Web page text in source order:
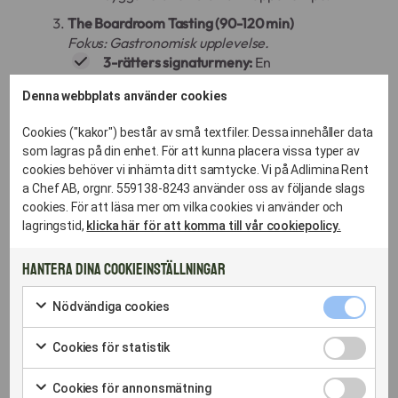
The Boardroom Tasting (90-120 min)
Fokus: Gastronomisk upplevelse.
3-rätters signaturmeny: En
bästa råvaror (Förrätt, Varmrätt, Dessert).
Passar:Vid firande av avslutade projekt,
partnerskap eller när ni har
internationella gäster på besök.
FRÅGOR OCH SVAR RUNT AFFÄRSLUNCH
FÖR DIG I ÅKERSBERGA
FAQ – Affärslunch &
Denna webbplats använder cookies
Cookies ("kakor") består av små textfiler. Dessa innehåller data
som lagras på din enhet. För att kunna placera vissa typer av
cookies behöver vi inhämta ditt samtycke. Vi på Adlimina Rent
a Chef AB, orgnr. 559138-8243 använder oss av följande slags
cookies. För att läsa mer om vilka cookies vi använder och
lagringstid, klicka här för att komma till vår cookiepolicy.
Hantera dina cookieinställningar
Nödvändiga cookies
att
samtycka
till
cookies
kryssruta
Cookies för statistik
att
Cookies
för
statistik
kryssruta
Cookies för annonsmätning
Cookies